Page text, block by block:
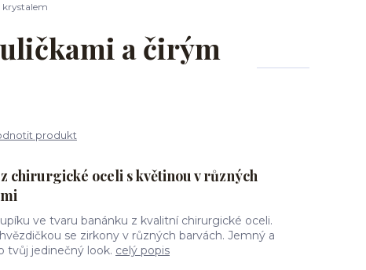
a čirým
produkt
chirurgické oceli s květinou v různých
ve tvaru banánku z kvalitní chirurgické oceli.
se zirkony v různých barvách. Jemný a
tvůj jedinečný look. celý popis